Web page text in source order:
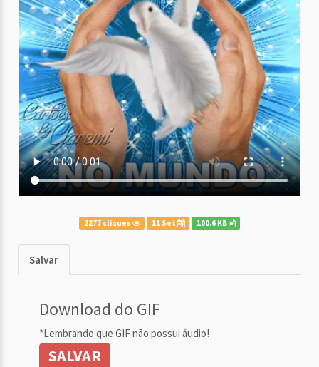
2277 cliques 11 Set 100.6 KB
Salvar
Download do GIF
*Lembrando que GIF não possui áudio!
SALVAR